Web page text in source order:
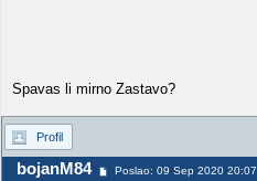
Spavas li mirno Zastavo?
Profil
bojanM84 Poslao: 09 Sep 2020 20:07